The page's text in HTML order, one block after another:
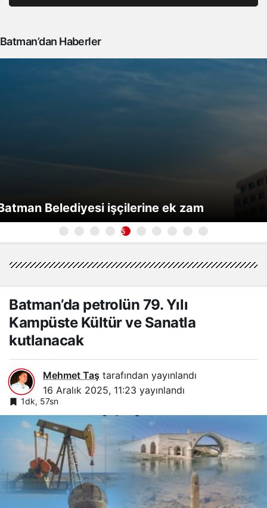
Batman’dan Haberler
Belediyesi işçilerine ek zam
6
Batman’da petrolün 79. Yılı
Kampüste Kültür ve Sanatla
kutlanacak
Mehmet Taş tarafından yayınlandı
16 Aralık 2025, 11:23 yayınlandı
1dk, 57sn